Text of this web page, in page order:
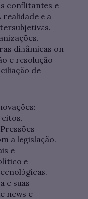
conflitantes e
realidade e a
dinâmicas on
e resolução
de
a legislação.
e
e
e suas
news e